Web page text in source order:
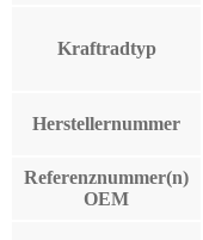
Kraftradtyp
Herstellernummer
Referenznummer(n)
OEM